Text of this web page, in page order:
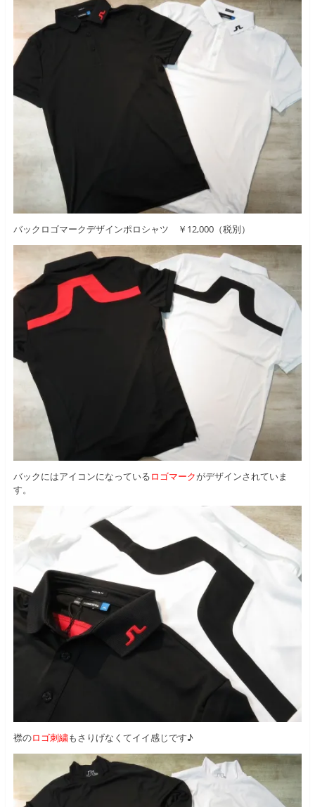
バックロゴマークデザインポロシャツ ￥12,000（税別）
バックにはアイコンになっているロゴマークがデザインされていま
す。
襟のロゴ刺繍もさりげなくてイイ感じです♪